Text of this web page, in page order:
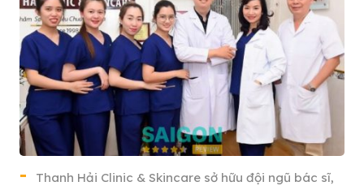
Thanh Hải Clinic & Skincare sở hữu đội ngũ bác sĩ,